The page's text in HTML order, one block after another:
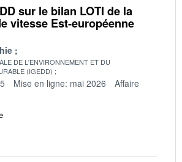
sur le bilan LOTI de la
vitesse Est-européenne
DE L'ENVIRONNEMENT ET DU
(IGEDD)
Mise en ligne: mai 2026
Affaire